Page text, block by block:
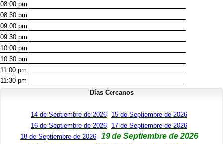
08:00 pm
08:30 pm
09:00 pm
09:30 pm
10:00 pm
10:30 pm
11:00 pm
11:30 pm
Días Cercanos
14 de Septiembre de 2026
15 de Septiembre de 2026
16 de Septiembre de 2026
17 de Septiembre de 2026
18 de Septiembre de 2026
19 de Septiembre de 2026